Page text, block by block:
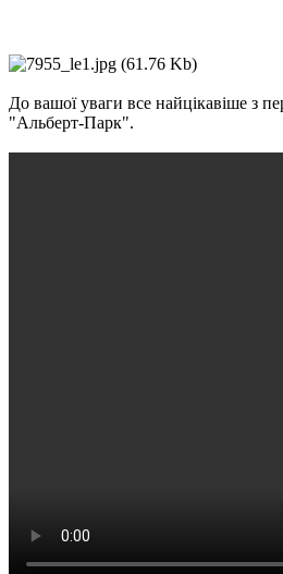
До вашої уваги все найцікавіше з
"Альберт-Парк".